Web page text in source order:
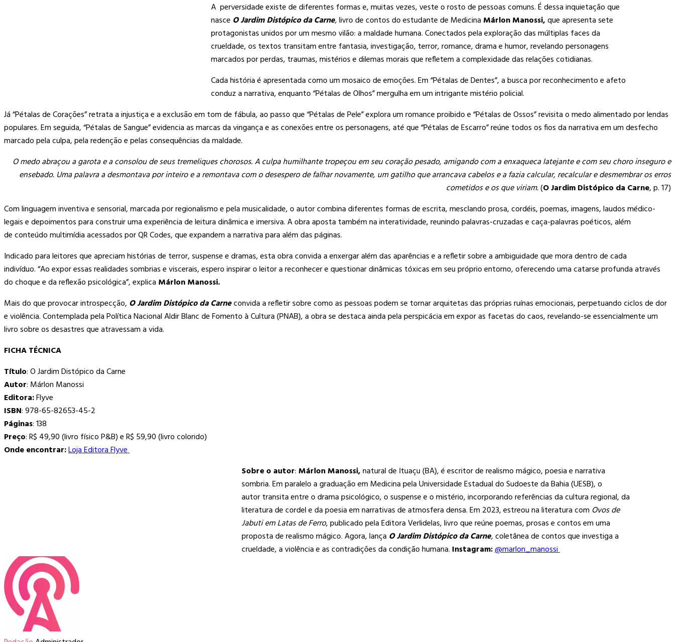
A perversidade existe de diferentes formas e, muitas vezes, veste o rosto de pessoas comuns. É dessa inquietação que
nasce O Jardim Distópico da Carne, livro de contos do estudante de Medicina Márlon Manossi,que apresenta sete
protagonistas unidos por um mesmo vilão: a maldade humana. Conectados pela exploração das múltiplas faces da
crueldade, os textos transitam entre fantasia, investigação, terror, romance, drama e humor, revelando personagens
marcados por perdas, traumas, mistérios e dilemas morais que refletem a complexidade das relações cotidianas.
Cada história é apresentada como um mosaico de emoções. Em “Pétalas de Dentes”, a busca por reconhecimento e afeto
conduz a narrativa, enquanto “Pétalas de Olhos” mergulha em um intrigante mistério policial.
Já “Pétalas de Corações” retrata a injustiça e a exclusão em tom de fábula, ao passo que “Pétalas de Pele” explora um romance proibido e “Pétalas de Ossos” revisita o medo alimentado por lendas
populares. Em seguida, “Pétalas de Sangue” evidencia as marcas da vingança e as conexões entre os personagens, até que “Pétalas de Escarro” reúne todos os fios da narrativa em um desfecho
marcado pela culpa, pela redenção e pelas consequências da maldade.
O medo abraçou a garota e a consolou de seus tremeliques chorosos. A culpa humilhante tropeçou em seu coração pesado, amigando com a enxaqueca latejante e com seu choro inseguro e
ensebado. Uma palavra a desmontava por inteiro e a remontava com o desespero de falhar novamente, um gatilho que arrancava cabelos e a fazia calcular, recalcular e desmembrar os erros
cometidos e os que viriam.(O Jardim Distópico da Carne, p. 17)
Com linguagem inventiva e sensorial, marcada por regionalismo e pela musicalidade, o autor combina diferentes formas de escrita, mesclando prosa, cordéis, poemas, imagens, laudos médico-
legais e depoimentos para construir uma experiência de leitura dinâmica e imersiva. A obra aposta também na interatividade, reunindo palavras-cruzadas e caça-palavras poéticos, além
de conteúdo multimídia acessados por QR Codes, que expandem a narrativa para além das páginas.
Indicado para leitores que apreciam histórias de terror, suspense e dramas, esta obra convida a enxergar além das aparências e a refletir sobre a ambiguidade que mora dentro de cada
indivíduo. “Ao expor essas realidades sombrias e viscerais, espero inspirar o leitor a reconhecer e questionar dinâmicas tóxicas em seu próprio entorno, oferecendo uma catarse profunda através
do choque e da reflexão psicológica”, explica Márlon Manossi.
Mais do que provocar introspecção, O Jardim Distópico da Carneconvida a refletir sobre como as pessoas podem se tornar arquitetas das próprias ruínas emocionais, perpetuando ciclos de dor
e violência.Contemplada pela Política Nacional Aldir Blanc de Fomento à Cultura (PNAB), a obra se destaca ainda pela perspicácia em expor as facetas do caos, revelando-se essencialmente um
livro sobre os desastres que atravessam a vida.
FICHA TÉCNICA
Título: O Jardim Distópico da Carne
Autor: Márlon Manossi
Editora:Flyve
ISBN: 978-65-82653-45-2
Páginas: 138
Preço: R$ 49,90 (livro físico P&B) e R$ 59,90 (livro colorido)
Onde encontrar:Loja Editora Flyve
Sobre o autor: Márlon Manossi,natural de Ituaçu (BA), é escritor de realismo mágico, poesia e narrativa
sombria. Em paralelo a graduação em Medicina pela Universidade Estadual do Sudoeste da Bahia (UESB), o
autor transita entre o drama psicológico, o suspense e o mistério, incorporando referências da cultura regional, da
literatura de cordel e da poesia em narrativas de atmosfera densa. Em 2023, estreou na literatura com Ovos de
Jabuti em Latas de Ferro, publicado pela Editora Verlidelas, livro que reúne poemas, prosas e contos em uma
proposta de realismo mágico. Agora, lança O Jardim Distópico da Carne, coletânea de contos que investiga a
crueldade, a violência e as contradições da condição humana. Instagram:@marlon_manossi